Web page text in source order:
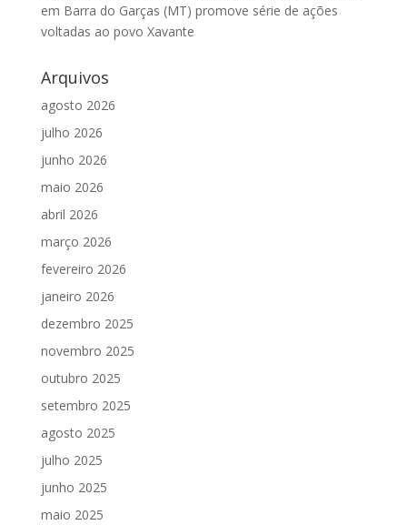
em Barra do Garças (MT) promove série de ações
voltadas ao povo Xavante
Arquivos
agosto 2026
julho 2026
junho 2026
maio 2026
abril 2026
março 2026
fevereiro 2026
janeiro 2026
dezembro 2025
novembro 2025
outubro 2025
setembro 2025
agosto 2025
julho 2025
junho 2025
maio 2025